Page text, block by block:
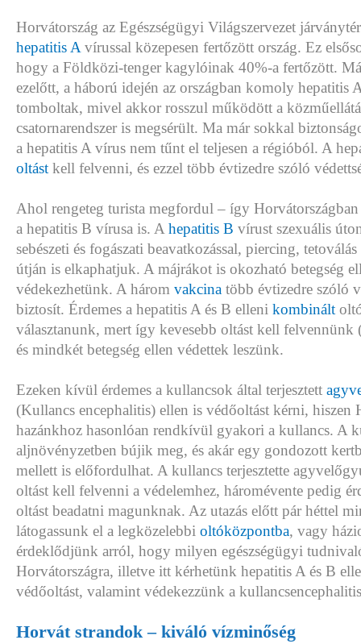
Horvátország az Egészségügyi Világszervezet
hepatitis A vírussal közepesen fertőzött ország. Ez
hogy a Földközi-tenger kagylóinak 40%-a fertőzött.
ezelőtt, a háború idején az országban komoly hepatitis
tomboltak, mivel akkor rosszul működött a
csatornarendszer is megsérült. Ma már sokkal
a hepatitis A vírus nem tűnt el teljesen a régióból. A
oltást kell felvenni, és ezzel több évtizedre szóló
Ahol rengeteg turista megfordul – így
a hepatitis B vírusa is. A hepatitis B vírust szexuális
sebészeti és fogászati beavatkozással, piercing,
útján is elkaphatjuk. A májrákot is okozható betegség
védekezhetünk. A három vakcina több évtizedre szóló
biztosít. Érdemes a hepatitis A és B elleni kombinált
választanunk, mert így kevesebb oltást kell felvennünk
és mindkét betegség ellen védettek leszünk.
Ezeken kívül érdemes a kullancsok által terjesztett
(Kullancs encephalitis) ellen is védőoltást kérni, hiszen
hazánkhoz hasonlóan rendkívül gyakori a kullancs. A
aljnövényzetben bújik meg, és akár egy gondozott
mellett is előfordulhat. A kullancs terjesztette
oltást kell felvenni a védelemhez, háromévente pedig
oltást beadatni magunknak. Az utazás előtt pár héttel
látogassunk el a legközelebbi oltóközpontba, vagy
érdeklődjünk arról, hogy milyen egészségügyi
Horvátországra, illetve itt kérhetünk hepatitis A és B
védőoltást, valamint védekezzünk a
Horvát strandok – kiváló vízminőség